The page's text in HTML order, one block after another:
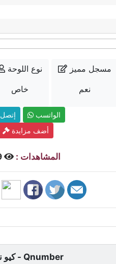
نوع اللوحة
خاص
مسجل مميز
نعم
إتصل
الواتسب
أضف مزايدة
المشاهدات : 59
كيو نمبر - Qnumber